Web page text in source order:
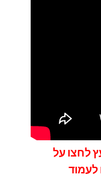
לחצו על
לעמוד